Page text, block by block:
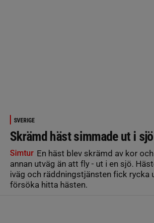
SVERIGE
Skrämd häst simmade ut i sjö
Simtur En häst blev skrämd av kor
annan utväg än att fly - ut i en sjö.
iväg och räddningstjänsten fick rycka
försöka hitta hästen.